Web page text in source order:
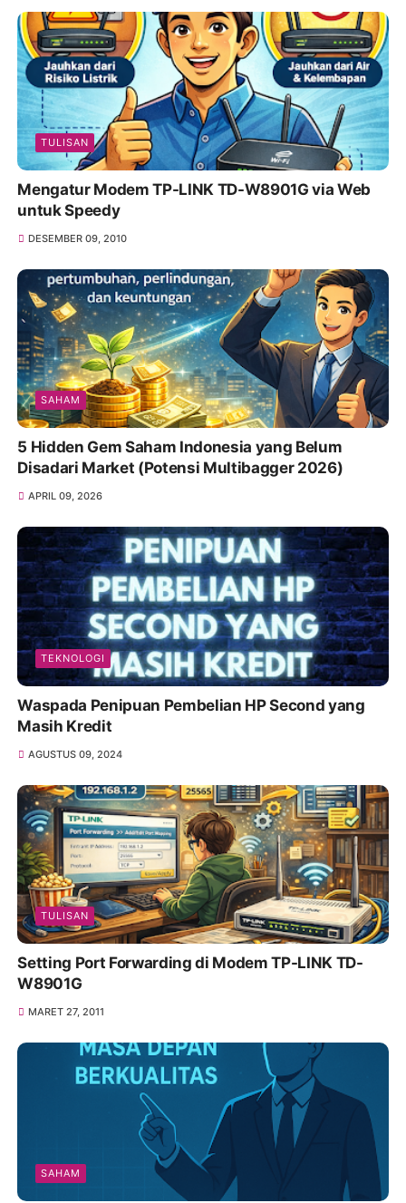
TULISAN
Mengatur Modem TP-LINK TD-W8901G via Web
untuk Speedy
DESEMBER 09, 2010
SAHAM
5 Hidden Gem Saham Indonesia yang Belum
Disadari Market (Potensi Multibagger 2026)
APRIL 09, 2026
TEKNOLOGI
Waspada Penipuan Pembelian HP Second yang
Masih Kredit
AGUSTUS 09, 2024
TULISAN
Setting Port Forwarding di Modem TP-LINK TD-
W8901G
MARET 27, 2011
SAHAM